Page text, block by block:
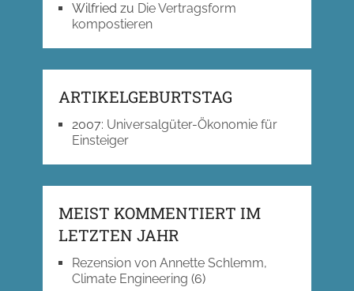
Wilfried zu Die Vertragsform
kompostieren
ARTIKELGEBURTSTAG
2007: Universalgüter-Ökonomie für
Einsteiger
MEIST KOMMENTIERT IM
LETZTEN JAHR
Rezension von Annette Schlemm,
Climate Engineering (6)